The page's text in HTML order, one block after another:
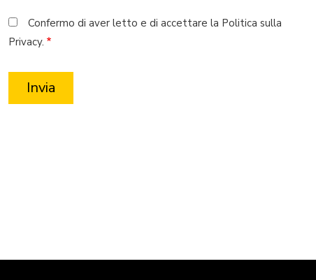
Confermo di aver letto e di accettare la Politica sulla
Privacy.